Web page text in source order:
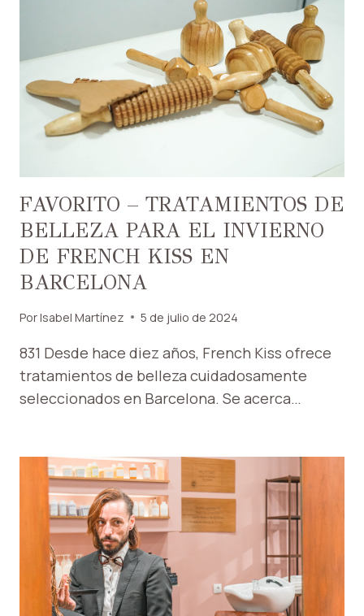
FAVORITO – TRATAMIENTOS DE
BELLEZA PARA EL INVIERNO
DE FRENCH KISS EN
BARCELONA
PorIsabel Martínez 5 de julio de 2024
831 Desde hace diez años, French Kiss ofrece
tratamientos de belleza cuidadosamente
seleccionados en Barcelona. Se acerca…